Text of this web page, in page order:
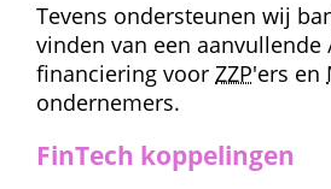
Tevens ondersteunen wij
vinden van een
financiering voor ZZP'ers en
ondernemers.
FinTech koppelingen